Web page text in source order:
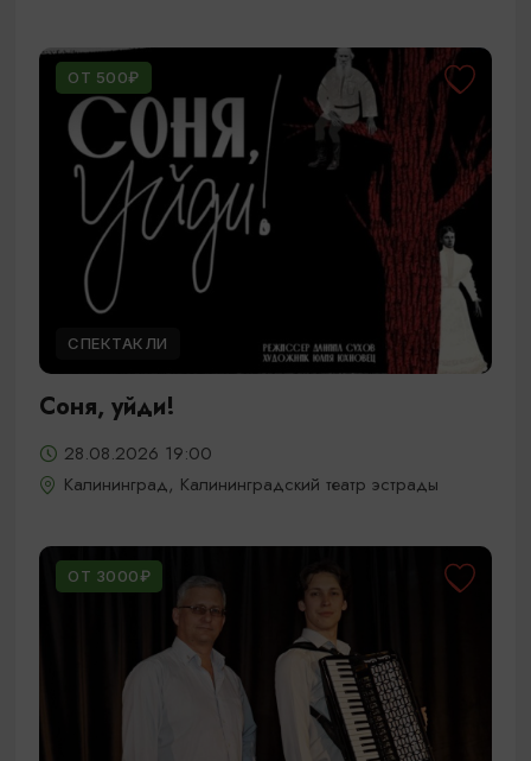
ОТ 500₽
СПЕКТАКЛИ
Соня, уйди!
28.08.2026 19:00
Калининград, Калининградский театр эстрады
ОТ 3000₽